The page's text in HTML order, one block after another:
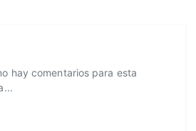
hay comentarios para esta